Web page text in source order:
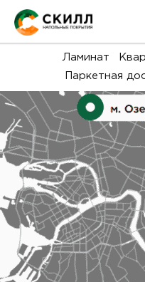
Ламинат
Паркетная